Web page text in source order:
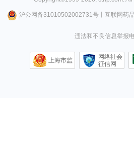
沪公网备31010502002731号丨 互联网药
违法和不良信息举报
上海市监
网络社会
征信网